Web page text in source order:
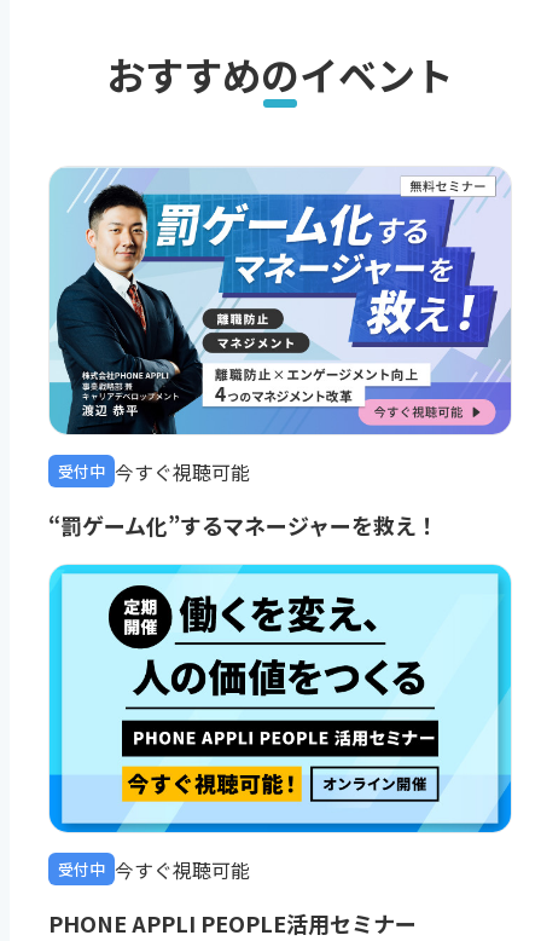
おすすめのイベント
受付中 今すぐ視聴可能
“罰ゲーム化”するマネージャーを救え！
受付中 今すぐ視聴可能
PHONE APPLI PEOPLE活用セミナー